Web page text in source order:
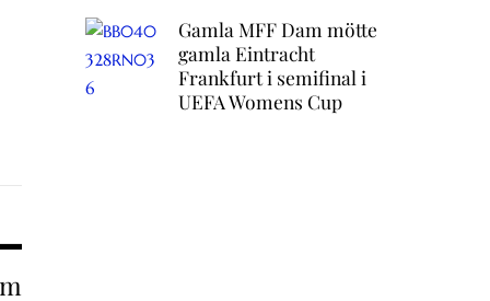
Gamla MFF Dam mötte
gamla Eintracht
Frankfurt i semifinal i
UEFA Womens Cup